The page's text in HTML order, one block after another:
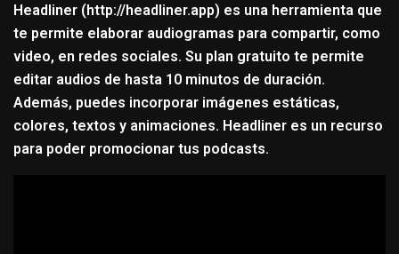
Headliner (http://headliner.app) es una herramienta que
te permite elaborar audiogramas para compartir, como
video, en redes sociales. Su plan gratuito te permite
editar audios de hasta 10 minutos de duración.
Además, puedes incorporar imágenes estáticas,
colores, textos y animaciones. Headliner es un recurso
para poder promocionar tus podcasts.